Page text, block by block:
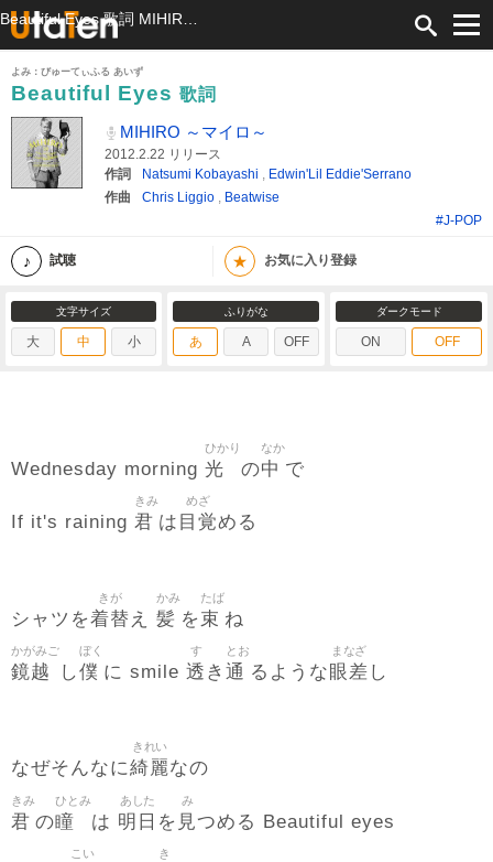
よみ：びゅーてぃふる あいず
Beautiful Eyes 歌詞
MIHIRO ～マイロ～
2012.2.22 リリース
作詞
Natsumi Kobayashi , Edwin'Lil Eddie'Serrano
作曲
Chris Liggio , Beatwise
#J-POP
試聴 ★ お気に入り登録
文字サイズ
大 中 小
ふりがな
あ A OFF
ダークモード
ON OFF
Wednesday morning 光
ひかり
の中
なか
で
If it's raining 君
きみ
は 目覚
めざ
める
シャツを着替
きが
え 髪
かみ
を束
たば
ね
鏡越
かがみご
し僕
ぼく
に smile 透
す
き 通
とお
るような 眼差
まなざ
し
なぜそんなに綺麗
きれい
なの
君
きみ
の瞳
ひとみ
は 明日
あした
を 見
み
つめる Beautiful eyes
こい き